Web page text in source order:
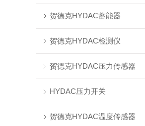
贺德克HYDAC蓄能器
贺德克HYDAC检测仪
贺德克HYDAC压力传感器
HYDAC压力开关
贺德克HYDAC温度传感器